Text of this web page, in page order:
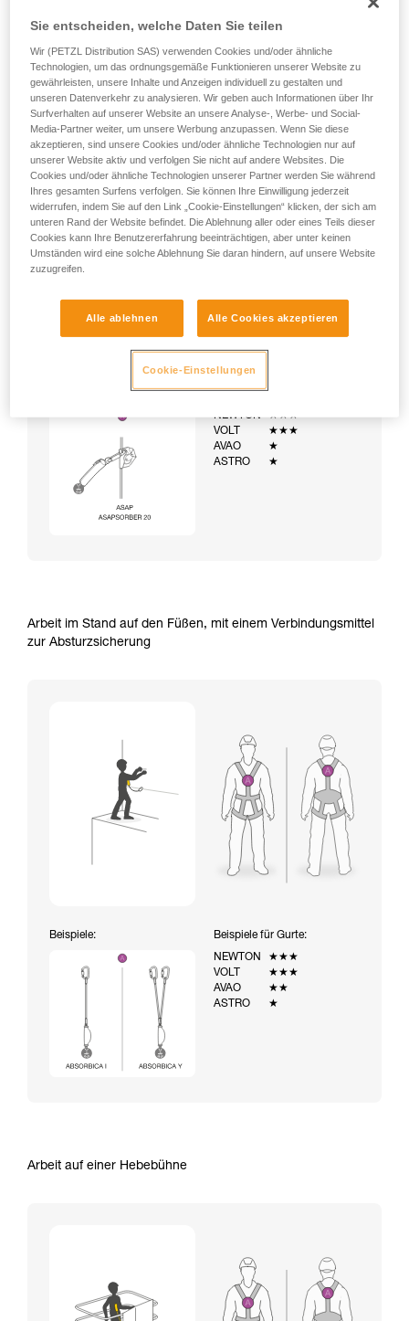
Aufstieg über eine mit einem temporären Auffangsystem
(ASAP oder Seil) ausgestattete Leiter
Beispiele für Gurte:
NEWTON
★★★
VOLT
★★★
AVAO
★
ASTRO
★
Arbeit im Stand auf den Füßen, mit einem Verbindungsmittel
zur Absturzsicherung
Beispiele:
Beispiele für Gurte:
NEWTON
★★★
VOLT
★★★
AVAO
★★
ASTRO
★
Arbeit auf einer Hebebühne
Sie entscheiden, welche Daten Sie teilen
Wir (PETZL Distribution SAS) verwenden Cookies und/oder ähnliche
Technologien, um das ordnungsgemäße Funktionieren unserer Website zu
gewährleisten, unsere Inhalte und Anzeigen individuell zu gestalten und
unseren Datenverkehr zu analysieren. Wir geben auch Informationen über Ihr
Surfverhalten auf unserer Website an unsere Analyse-, Werbe- und Social-
Media-Partner weiter, um unsere Werbung anzupassen. Wenn Sie diese
akzeptieren, sind unsere Cookies und/oder ähnliche Technologien nur auf
unserer Website aktiv und verfolgen Sie nicht auf andere Websites. Die
Cookies und/oder ähnliche Technologien unserer Partner werden Sie während
Ihres gesamten Surfens verfolgen. Sie können Ihre Einwilligung jederzeit
widerrufen, indem Sie auf den Link „Cookie-Einstellungen“ klicken, der sich am
unteren Rand der Website befindet. Die Ablehnung aller oder eines Teils dieser
Cookies kann Ihre Benutzererfahrung beeinträchtigen, aber unter keinen
Umständen wird eine solche Ablehnung Sie daran hindern, auf unsere Website
zuzugreifen.
Alle ablehnen Alle Cookies akzeptieren
Cookie-Einstellungen